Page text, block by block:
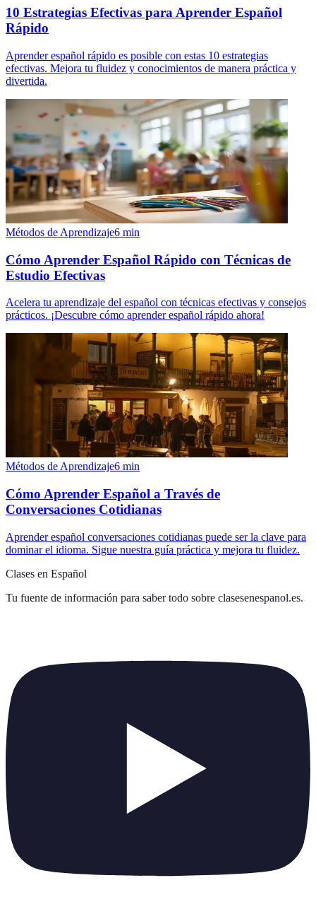
10 Estrategias Efectivas para Aprender Español
Rápido
Aprender español rápido es posible con estas 10 estrategias
efectivas. Mejora tu fluidez y conocimientos de manera práctica y
divertida.
Métodos de Aprendizaje6 min
Cómo Aprender Español Rápido con Técnicas de
Estudio Efectivas
Acelera tu aprendizaje del español con técnicas efectivas y consejos
prácticos. ¡Descubre cómo aprender español rápido ahora!
Métodos de Aprendizaje6 min
Cómo Aprender Español a Través de
Conversaciones Cotidianas
Aprender español conversaciones cotidianas puede ser la clave para
dominar el idioma. Sigue nuestra guía práctica y mejora tu fluidez.
Clases en Español
Tu fuente de información para saber todo sobre clasesenespanol.es.